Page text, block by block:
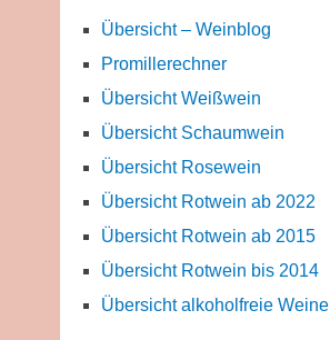
Übersicht – Weinblog
Promillerechner
Übersicht Weißwein
Übersicht Schaumwein
Übersicht Rosewein
Übersicht Rotwein ab 2022
Übersicht Rotwein ab 2015
Übersicht Rotwein bis 2014
Übersicht alkoholfreie Weine